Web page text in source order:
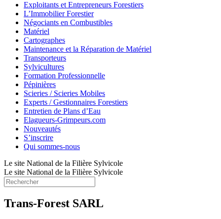
Exploitants et Entrepreneurs Forestiers
L’Immobilier Forestier
Négociants en Combustibles
Matériel
Cartographes
Maintenance et la Réparation de Matériel
Transporteurs
Sylvicultures
Formation Professionnelle
Pépinières
Scieries / Scieries Mobiles
Experts / Gestionnaires Forestiers
Entretien de Plans d’Eau
Elagueurs-Grimpeurs.com
Nouveautés
S’inscrire
Qui sommes-nous
Le site National de la Filière Sylvicole
Le site National de la Filière Sylvicole
Trans-Forest SARL